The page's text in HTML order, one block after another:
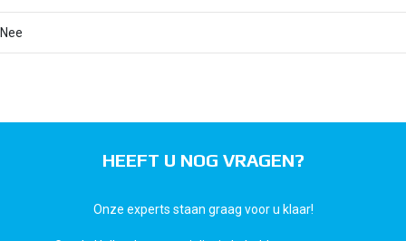
Nee
HEEFT U NOG VRAGEN?
Onze experts staan graag voor u klaar!